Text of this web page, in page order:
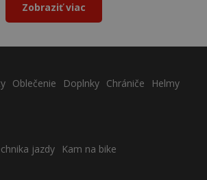
Zobraziť viac
Oblečenie Doplnky Chrániče
Helmy
jazdy
Kam na bike